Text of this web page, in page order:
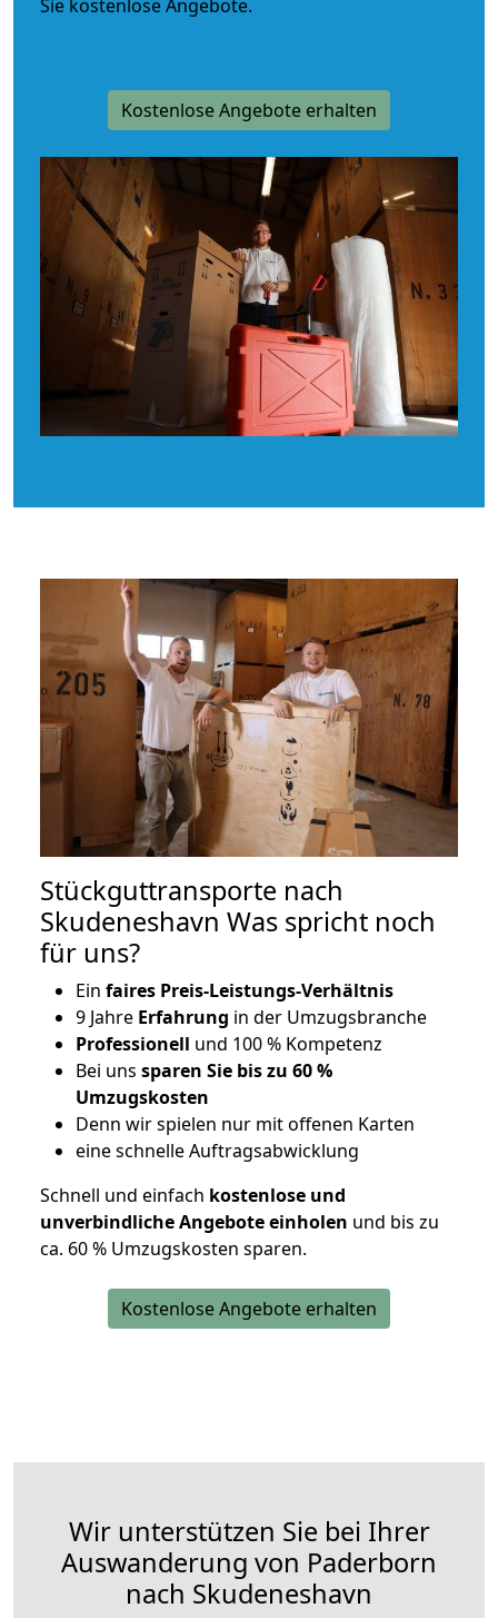
Sie kostenlose Angebote.
Kostenlose Angebote erhalten
Stückguttransporte nach
Skudeneshavn Was spricht noch
für uns?
Ein faires Preis-Leistungs-Verhältnis
9 Jahre Erfahrung in der Umzugsbranche
Professionell und 100 % Kompetenz
Bei uns sparen Sie bis zu 60 %
Umzugskosten
Denn wir spielen nur mit offenen Karten
eine schnelle Auftragsabwicklung
Schnell und einfach kostenlose und
unverbindliche Angebote einholen und bis zu
ca. 60 % Umzugskosten sparen.
Kostenlose Angebote erhalten
Wir unterstützen Sie bei Ihrer
Auswanderung von Paderborn
nach Skudeneshavn